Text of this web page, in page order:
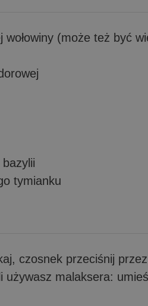
wołowiny (może też być
tymianku
czosnek przeciśnij
używasz malaksera: